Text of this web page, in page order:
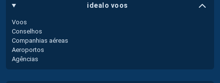
idealo voos
Voos
Conselhos
Companhias aéreas
Aeroportos
Agências